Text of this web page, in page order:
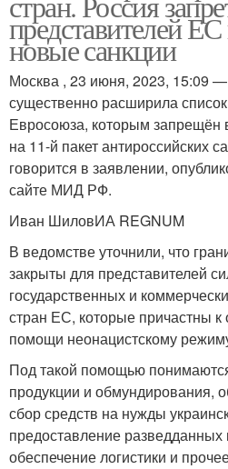
представителей ЕС
новые санкции
Москва , 23 июня, 2023, 15:09
существенно расширила
Евросоюза, которым запрещён
на 11-й пакет антироссийских
говорится в заявлении,
сайте МИД РФ.
Иван ШиловИА REGNUM
В ведомстве уточнили, что
закрыты для представителей
государственных и
стран ЕС, которые причастны к
помощи неонацистскому
Под такой помощью
продукции и обмундирования,
сбор средств на нужды
предоставление разведданных
обеспечение логистики и